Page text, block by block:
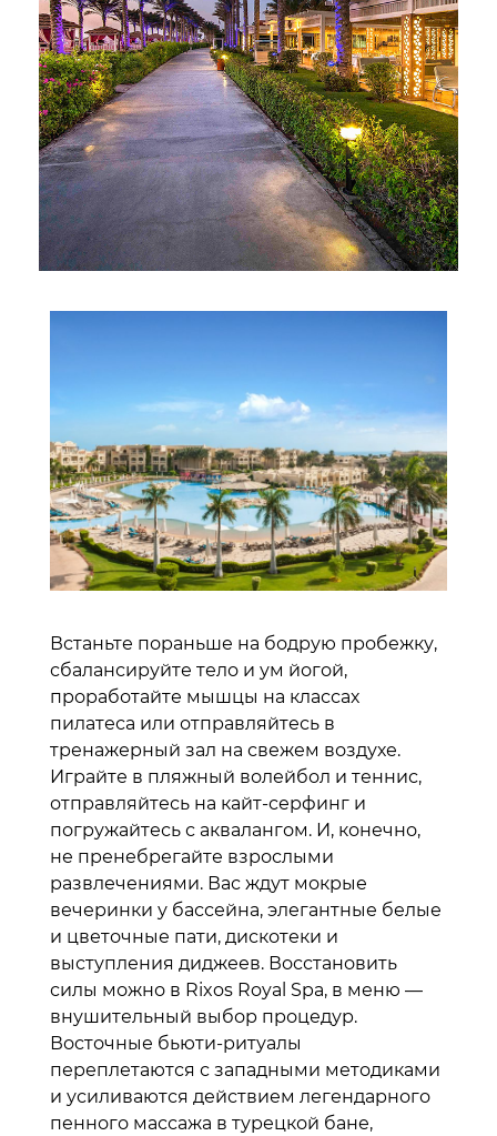
Встаньте пораньше на бодрую пробежку,
сбалансируйте тело и ум йогой,
проработайте мышцы на классах
пилатеса или отправляйтесь в
тренажерный зал на свежем воздухе.
Играйте в пляжный волейбол и теннис,
отправляйтесь на кайт-серфинг и
погружайтесь с аквалангом. И, конечно,
не пренебрегайте взрослыми
развлечениями. Вас ждут мокрые
вечеринки у бассейна, элегантные белые
и цветочные пати, дискотеки и
выступления диджеев. Восстановить
силы можно в Rixos Royal Spa, в меню —
внушительный выбор процедур.
Восточные бьюти-ритуалы
переплетаются с западными методиками
и усиливаются действием легендарного
пенного массажа в турецкой бане,